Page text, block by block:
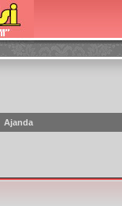
Ajanda